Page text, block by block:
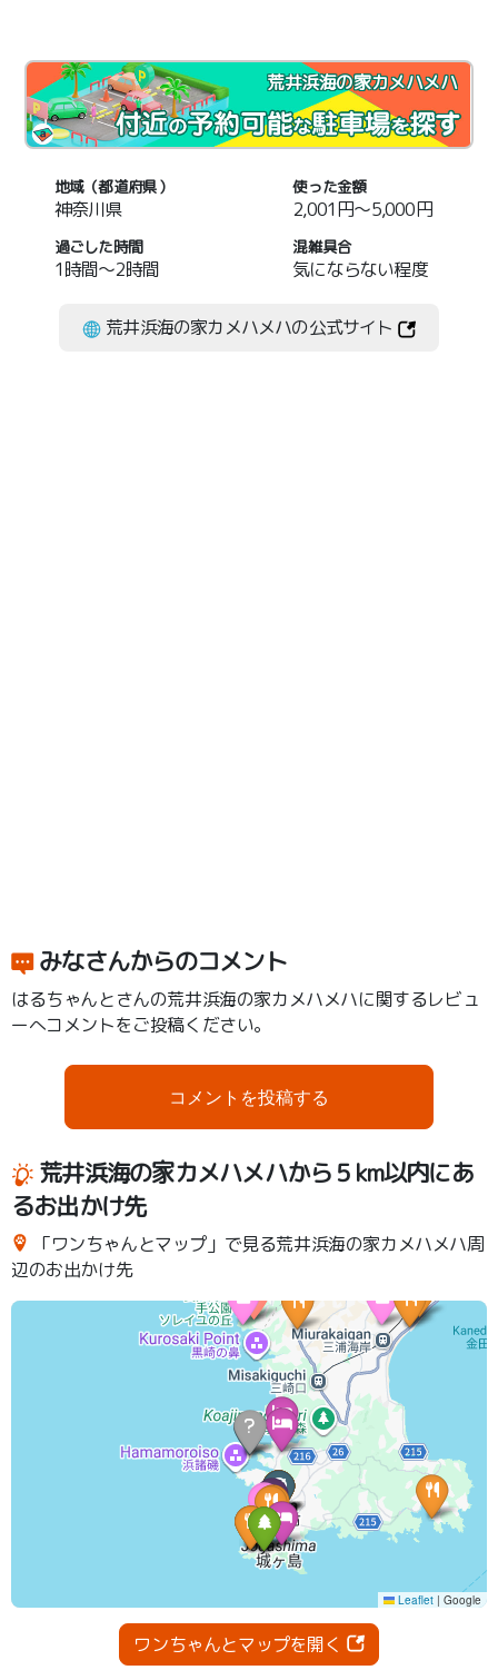
荒井浜海の家カメハメハ
地域（都道府県）
神奈川県
使った金額
2,001円～5,000円
過ごした時間
1時間～2時間
混雑具合
気にならない程度
荒井浜海の家カメハメハの公式サイト
みなさんからのコメント
はるちゃんとさんの荒井浜海の家カメハメハに関するレビュ
ーへコメントをご投稿ください。
コメントを投稿する
荒井浜海の家カメハメハから５km以内にあ
るお出かけ先
「ワンちゃんとマップ」で見る荒井浜海の家カメハメハ周
辺のお出かけ先
ワンちゃんとマップを開く